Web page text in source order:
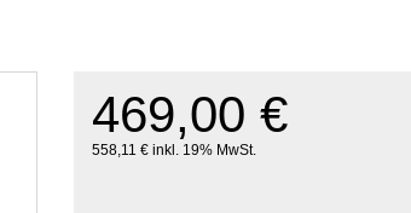
469,00 €
558,11 € inkl. 19% MwSt.